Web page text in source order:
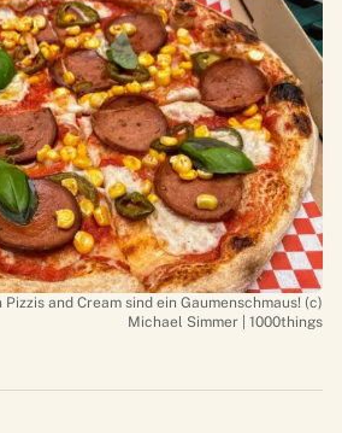
Pizzis and Cream sind ein Gaumenschmaus! (c)
Michael Simmer | 1000things